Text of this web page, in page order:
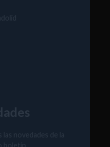
las novedades de la